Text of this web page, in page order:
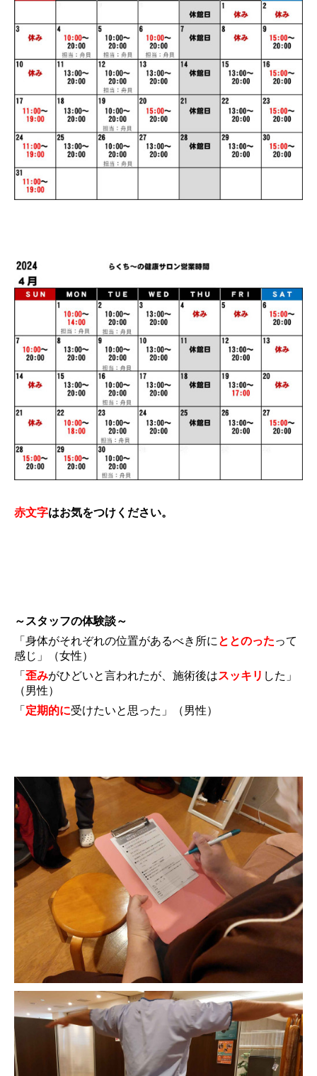
赤文字はお気をつけください。
～スタッフの体験談～
「身体がそれぞれの位置があるべき所に ととのったって
感じ」（女性）
「歪みがひどいと言われたが、施術後はスッキリ した」
（男性）
「定期的に受けたいと思った」（男性）